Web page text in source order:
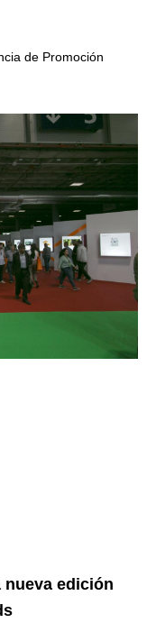
de Promoción
edición